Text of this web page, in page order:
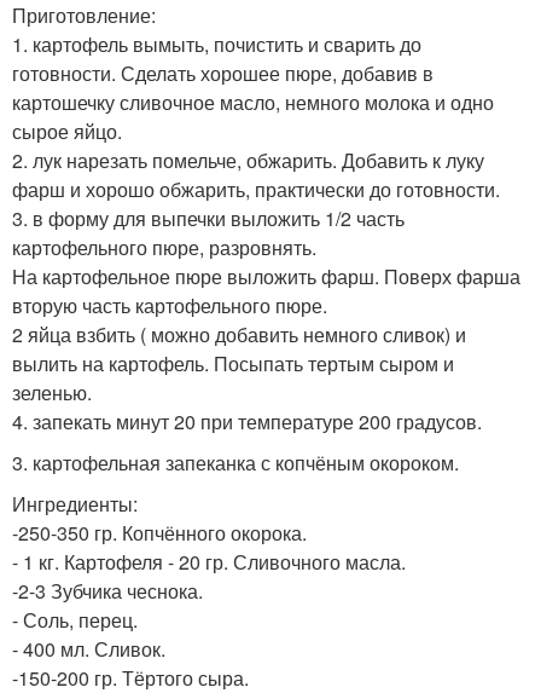
Приготовление:
1. картофель вымыть, почистить и сварить до
готовности. Сделать хорошее пюре, добавив в
картошечку сливочное масло, немного молока и одно
сырое яйцо.
2. лук нарезать помельче, обжарить. Добавить к луку
фарш и хорошо обжарить, практически до готовности.
3. в форму для выпечки выложить 1/2 часть
картофельного пюре, разровнять.
На картофельное пюре выложить фарш. Поверх фарша
вторую часть картофельного пюре.
2 яйца взбить ( можно добавить немного сливок) и
вылить на картофель. Посыпать тертым сыром и
зеленью.
4. запекать минут 20 при температуре 200 градусов.
3. картофельная запеканка с копчёным окороком.
Ингредиенты:
-250-350 гр. Копчённого окорока.
- 1 кг. Картофеля - 20 гр. Сливочного масла.
-2-3 Зубчика чеснока.
- Соль, перец.
- 400 мл. Сливок.
-150-200 гр. Тёртого сыра.